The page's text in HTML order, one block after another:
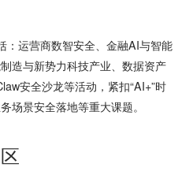
：运营商数智安全、金融AI与智能
造与新势力科技产业、数据资产
安全沙龙等活动，紧扣“AI+”时
场景安全落地等重大课题。